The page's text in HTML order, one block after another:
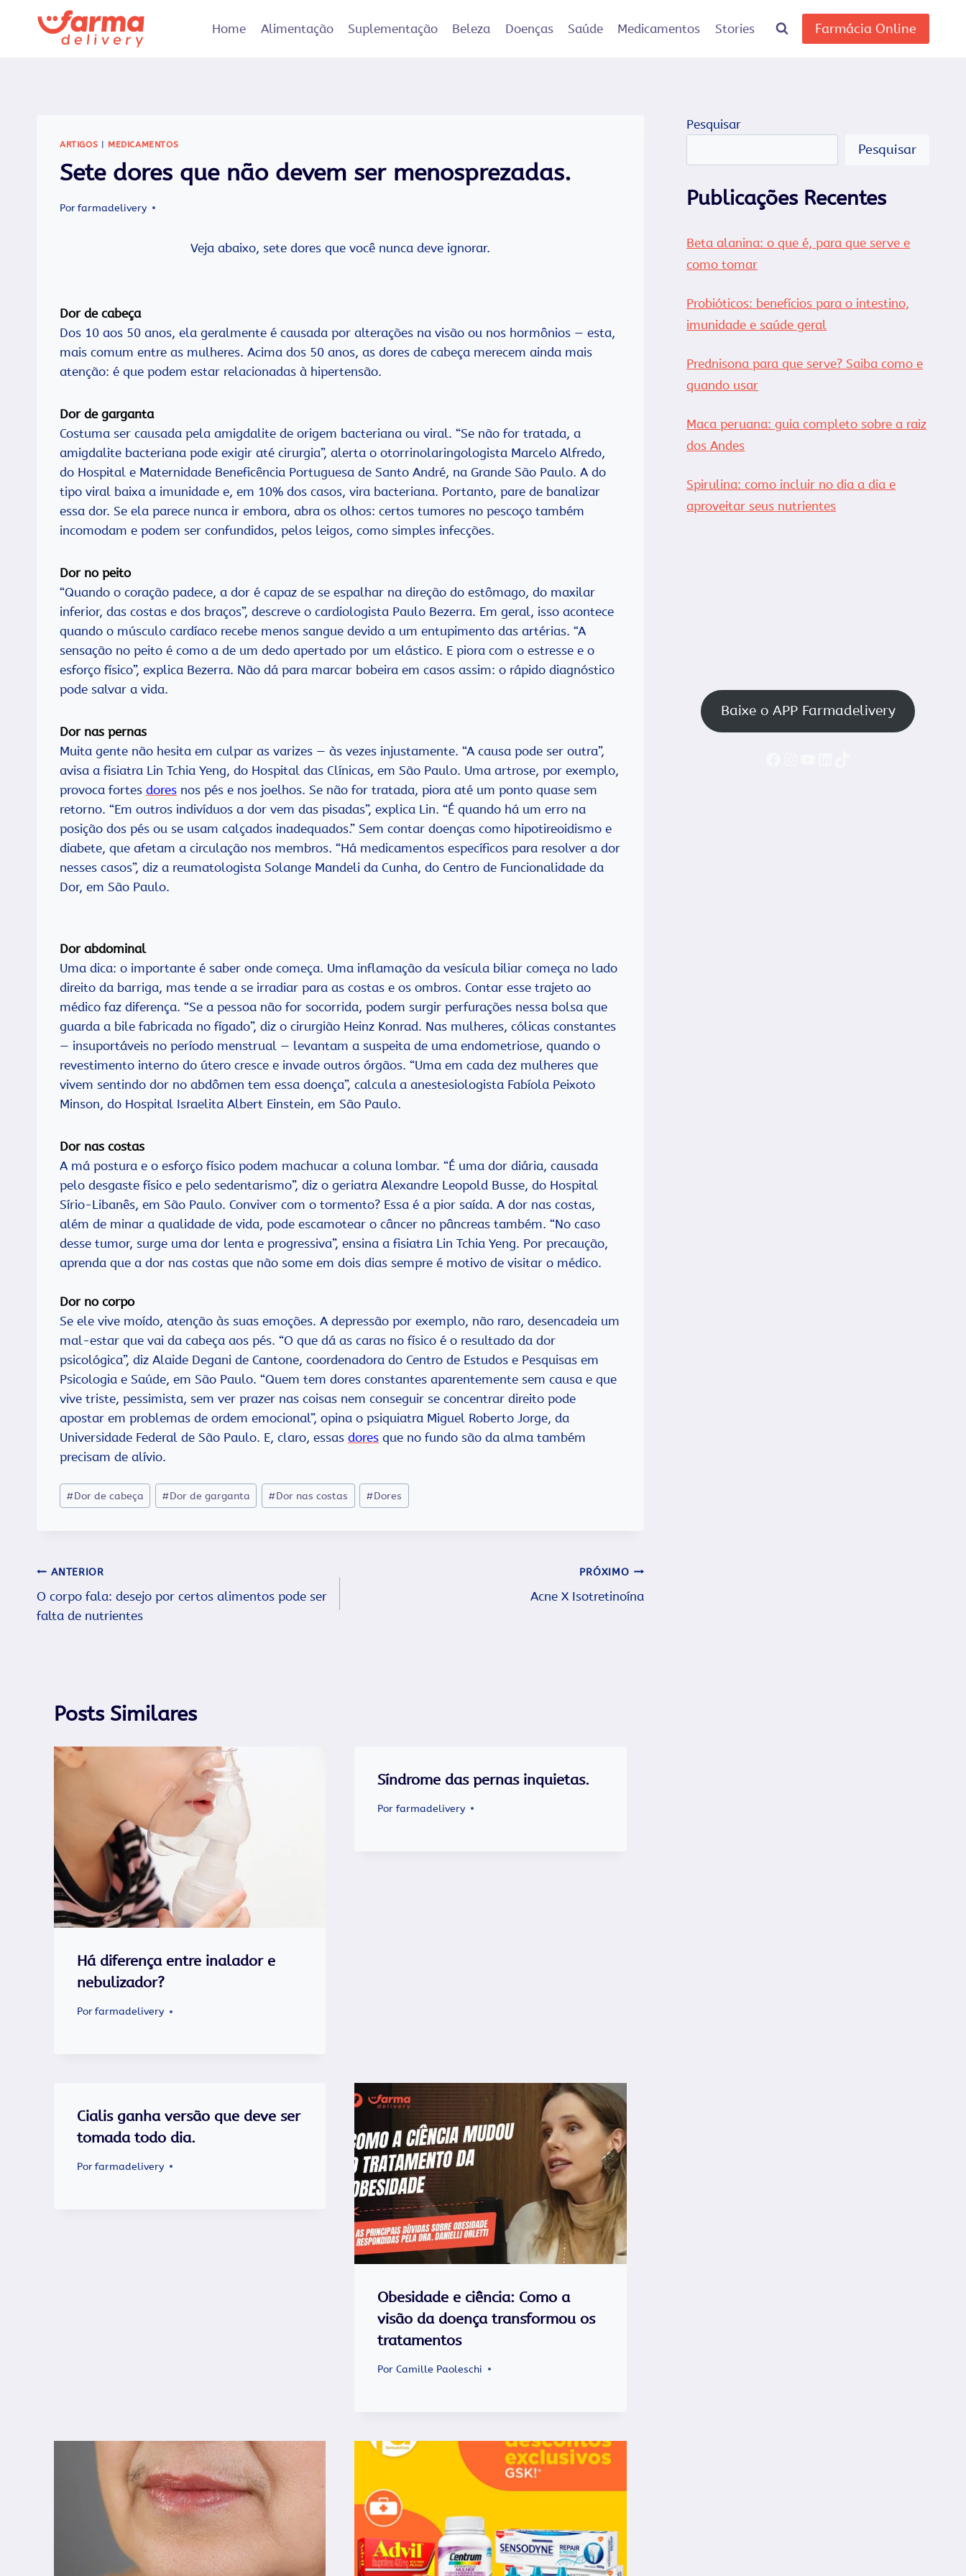
Home Alimentação Suplementação Beleza Doenças Saúde Medicamentos Stories Farmácia Online
ARTIGOS MEDICAMENTOS
Sete dores que não devem ser menosprezadas.
Porfarmadelivery
Veja abaixo, sete dores que você nunca deve ignorar.
Dor de cabeça
Dos 10 aos 50 anos, ela geralmente é causada por alterações na visão ou nos hormônios — esta,
mais comum entre as mulheres. Acima dos 50 anos, as dores de cabeça merecem ainda mais
atenção: é que podem estar relacionadas à hipertensão.
Dor de garganta
Costuma ser causada pela amigdalite de origem bacteriana ou viral. “Se não for tratada, a
amigdalite bacteriana pode exigir até cirurgia”, alerta o otorrinolaringologista Marcelo Alfredo,
do Hospital e Maternidade Beneficência Portuguesa de Santo André, na Grande São Paulo. A do
tipo viral baixa a imunidade e, em 10% dos casos, vira bacteriana. Portanto, pare de banalizar
essa dor. Se ela parece nunca ir embora, abra os olhos: certos tumores no pescoço também
incomodam e podem ser confundidos, pelos leigos, como simples infecções.
Dor no peito
“Quando o coração padece, a dor é capaz de se espalhar na direção do estômago, do maxilar
inferior, das costas e dos braços”, descreve o cardiologista Paulo Bezerra. Em geral, isso acontece
quando o músculo cardíaco recebe menos sangue devido a um entupimento das artérias. “A
sensação no peito é como a de um dedo apertado por um elástico. E piora com o estresse e o
esforço físico”, explica Bezerra. Não dá para marcar bobeira em casos assim: o rápido diagnóstico
pode salvar a vida.
Dor nas pernas
Muita gente não hesita em culpar as varizes — às vezes injustamente. “A causa pode ser outra”,
avisa a fisiatra Lin Tchia Yeng, do Hospital das Clínicas, em São Paulo. Uma artrose, por exemplo,
provoca fortes dores nos pés e nos joelhos. Se não for tratada, piora até um ponto quase sem
retorno. “Em outros indivíduos a dor vem das pisadas”, explica Lin. “É quando há um erro na
posição dos pés ou se usam calçados inadequados.” Sem contar doenças como hipotireoidismo e
diabete, que afetam a circulação nos membros. “Há medicamentos específicos para resolver a dor
nesses casos”, diz a reumatologista Solange Mandeli da Cunha, do Centro de Funcionalidade da
Dor, em São Paulo.
Dor abdominal
Uma dica: o importante é saber onde começa. Uma inflamação da vesícula biliar começa no lado
direito da barriga, mas tende a se irradiar para as costas e os ombros. Contar esse trajeto ao
médico faz diferença. “Se a pessoa não for socorrida, podem surgir perfurações nessa bolsa que
guarda a bile fabricada no fígado”, diz o cirurgião Heinz Konrad. Nas mulheres, cólicas constantes
— insuportáveis no período menstrual — levantam a suspeita de uma endometriose, quando o
revestimento interno do útero cresce e invade outros órgãos. “Uma em cada dez mulheres que
vivem sentindo dor no abdômen tem essa doença”, calcula a anestesiologista Fabíola Peixoto
Minson, do Hospital Israelita Albert Einstein, em São Paulo.
Dor nas costas
A má postura e o esforço físico podem machucar a coluna lombar. “É uma dor diária, causada
pelo desgaste físico e pelo sedentarismo”, diz o geriatra Alexandre Leopold Busse, do Hospital
Sírio-Libanês, em São Paulo. Conviver com o tormento? Essa é a pior saída. A dor nas costas,
além de minar a qualidade de vida, pode escamotear o câncer no pâncreas também. “No caso
desse tumor, surge uma dor lenta e progressiva”, ensina a fisiatra Lin Tchia Yeng. Por precaução,
aprenda que a dor nas costas que não some em dois dias sempre é motivo de visitar o médico.
Dor no corpo
Se ele vive moído, atenção às suas emoções. A depressão por exemplo, não raro, desencadeia um
mal-estar que vai da cabeça aos pés. “O que dá as caras no físico é o resultado da dor
psicológica”, diz Alaide Degani de Cantone, coordenadora do Centro de Estudos e Pesquisas em
Psicologia e Saúde, em São Paulo. “Quem tem dores constantes aparentemente sem causa e que
vive triste, pessimista, sem ver prazer nas coisas nem conseguir se concentrar direito pode
apostar em problemas de ordem emocional”, opina o psiquiatra Miguel Roberto Jorge, da
Universidade Federal de São Paulo. E, claro, essas dores que no fundo são da alma também
precisam de alívio.
Tags
do
#Dor de cabeça #Dor de garganta #Dor nas costas #Dores
Navegação
de
ANTERIOR
O corpo fala: desejo por certos alimentos pode ser
falta de nutrientes
PRÓXIMO
Acne X Isotretinoína
Posts Similares
Há diferença entre inalador e
nebulizador?
Porfarmadelivery
Síndrome das pernas inquietas.
Por farmadelivery
Cialis ganha versão que deve ser
tomada todo dia.
Porfarmadelivery
Obesidade e ciência: Como a
visão da doença transformou os
tratamentos
Por Camille Paoleschi
Pesquisar
Pesquisar
Publicações Recentes
Beta alanina: o que é, para que serve e
como tomar
Probióticos: benefícios para o intestino,
imunidade e saúde geral
Prednisona para que serve? Saiba como e
quando usar
Maca peruana: guia completo sobre a raiz
dos Andes
Spirulina: como incluir no dia a dia e
aproveitar seus nutrientes
Baixe o APP Farmadelivery